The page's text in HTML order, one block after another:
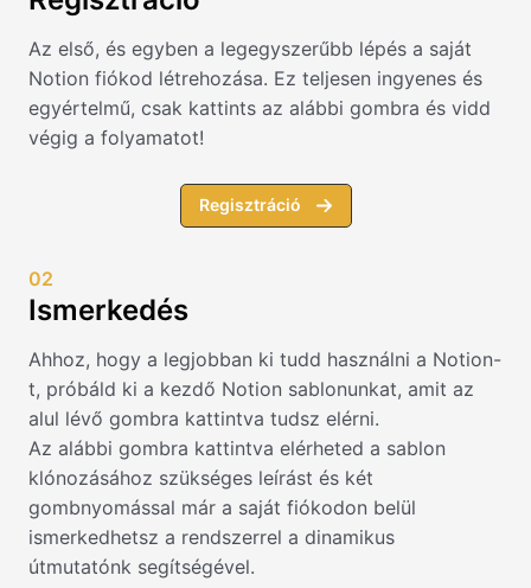
Az első, és egyben a legegyszerűbb lépés a saját
Notion fiókod létrehozása. Ez teljesen ingyenes és
egyértelmű, csak kattints az alábbi gombra és vidd
végig a folyamatot!
Regisztráció
02
Ismerkedés
Ahhoz, hogy a legjobban ki tudd használni a Notion-
t, próbáld ki a kezdő Notion sablonunkat, amit az
alul lévő gombra kattintva tudsz elérni.
Az alábbi gombra kattintva elérheted a sablon
klónozásához szükséges leírást és két
gombnyomással már a saját fiókodon belül
ismerkedhetsz a rendszerrel a dinamikus
útmutatónk segítségével.